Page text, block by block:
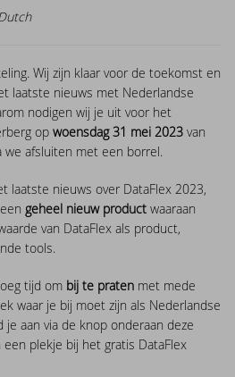
Wij zijn klaar voor de toekomst en
laatste nieuws met Nederlandse
nodigen wij je uit voor het
op woensdag 31 mei 2023 van
we afsluiten met een borrel.
laatste nieuws over DataFlex 2023,
geheel nieuw product waaraan
van DataFlex als product,
tools.
tijd om bij te praten met mede
waar je bij moet zijn als Nederlandse
je aan via de knop onderaan deze
plekje bij het gratis DataFlex
Products list
Reports 2025 released -
Reports 2025 Release Candidate
for final testing - download now!
2025: A Bold Leap into the Future
DataFlex.dev - The New Home
2025 is released - download now!
2025 Release Candidate now
for final testing and previewing
features
2024
DataFlex 2023 Livestream
DataFlex Seminar 2023
- Asia Pacific Region
Entwickler Tag - DET 2022